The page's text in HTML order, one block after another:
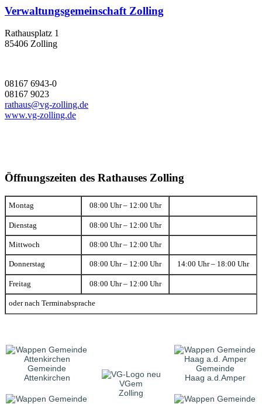
Verwaltungsgemeinschaft Zolling
Rathausplatz 1
85406 Zolling
08167 6943-0
08167 9023
rathaus@vg-zolling.de
www.vg-zolling.de
Öffnungszeiten des Rathauses Zolling
Montag 08:00 Uhr – 12:00 Uhr
Dienstag 08:00 Uhr – 12:00 Uhr
Mittwoch 08:00 Uhr – 12:00 Uhr
Donnerstag 08:00 Uhr – 12:00 Uhr 14:00 Uhr – 18:00 Uhr
Freitag 08:00 Uhr – 12:00 Uhr
oder nach Terminabsprache
Gemeinde
Attenkirchen
VGem
Zolling
Gemeinde
Haag a.d.Amper